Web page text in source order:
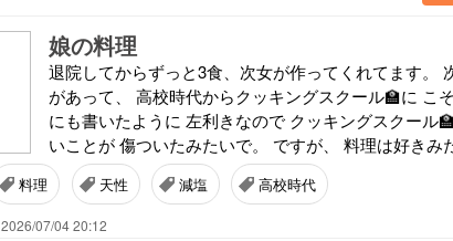
娘の料理
退院してからずっと3食、次女が作ってくれてます。
があって、 高校時代からクッキングスクール🏫に こ
にも書いたように 左利きなので クッキングスクール
いことが 傷ついたみたいで。 ですが、 料理は好きみ
料理 天性 減塩 高校時代
2026/07/04 20:12